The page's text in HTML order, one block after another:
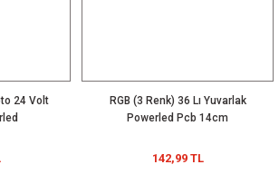
24 Volt
RGB (3 Renk) 36 Lı Yuvarlak
Powerled Pcb 14cm
142,99 TL